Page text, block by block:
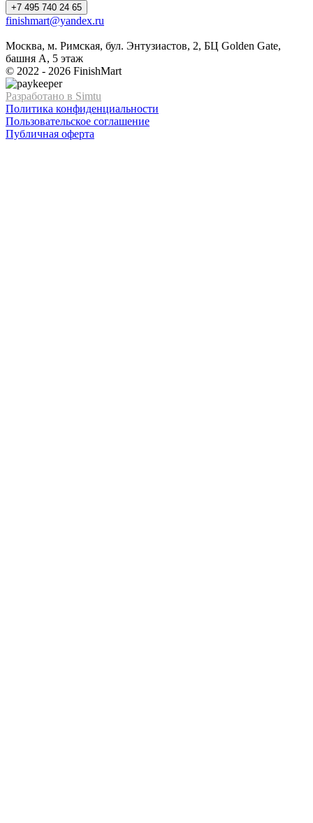
+7 495 740 24 65
finishmart@yandex.ru
Москва, м. Римская, бул. Энтузиастов, 2, БЦ Golden Gate,
башня А, 5 этаж
© 2022 - 2026 FinishMart
Разработано в Simtu
Политика конфиденциальности
Пользовательское соглашение
Публичная оферта